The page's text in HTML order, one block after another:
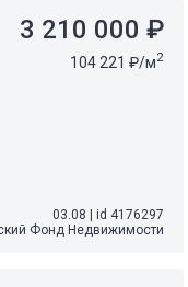
3 210 000 ₽
104 221 ₽/м2
03.08
id 4176297
Фонд Недвижимости